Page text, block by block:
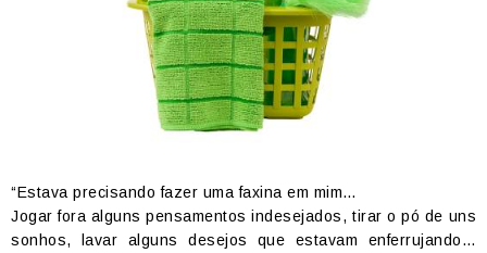
“Estava precisando fazer uma faxina em mim…
Jogar fora alguns pensamentos indesejados, tirar o pó de uns
sonhos, lavar alguns desejos que estavam enferrujando…